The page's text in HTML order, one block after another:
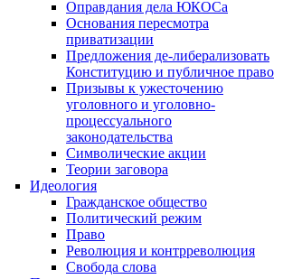
Оправдания дела ЮКОСа
Основания пересмотра
приватизации
Предложения де-либерализовать
Конституцию и публичное право
Призывы к ужесточению
уголовного и уголовно-
процессуального
законодательства
Символические акции
Теории заговора
Идеология
Гражданское общество
Политический режим
Право
Революция и контрреволюция
Свобода слова